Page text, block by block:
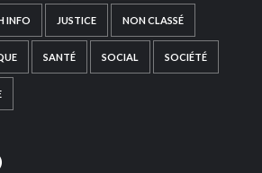
INFO JUSTICE NON CLASSÉ
SANTÉ SOCIAL SOCIÉTÉ